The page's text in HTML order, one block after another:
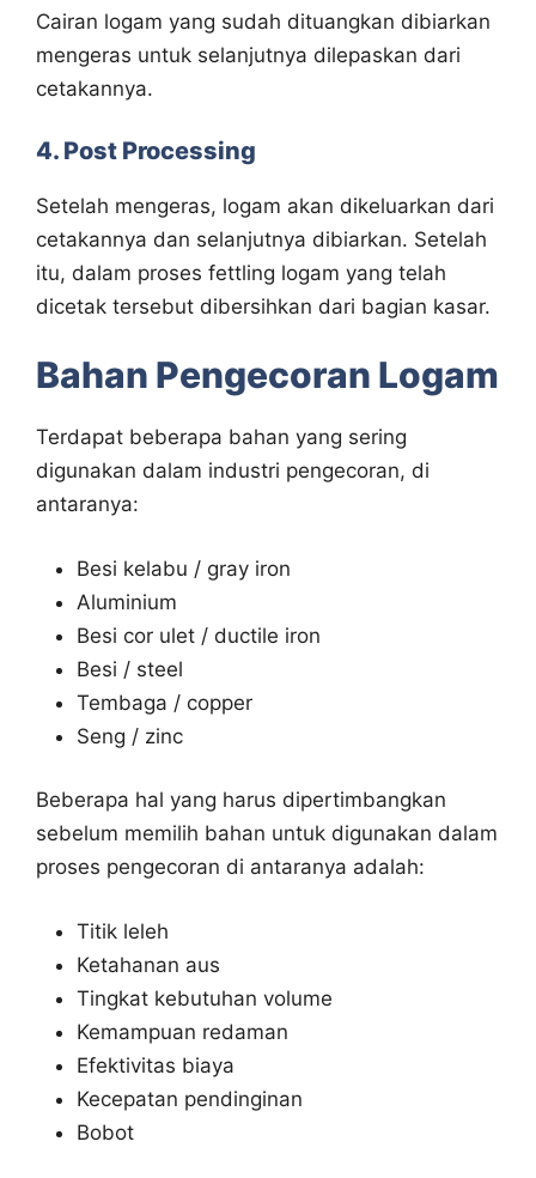
Cairan logam yang sudah dituangkan dibiarkan
mengeras untuk selanjutnya dilepaskan dari
cetakannya.
4. Post Processing
Setelah mengeras, logam akan dikeluarkan dari
cetakannya dan selanjutnya dibiarkan. Setelah
itu, dalam proses fettling logam yang telah
dicetak tersebut dibersihkan dari bagian kasar.
Bahan Pengecoran Logam
Terdapat beberapa bahan yang sering
digunakan dalam industri pengecoran, di
antaranya:
Besi kelabu / gray iron
Aluminium
Besi cor ulet / ductile iron
Besi / steel
Tembaga / copper
Seng / zinc
Beberapa hal yang harus dipertimbangkan
sebelum memilih bahan untuk digunakan dalam
proses pengecoran di antaranya adalah:
Titik leleh
Ketahanan aus
Tingkat kebutuhan volume
Kemampuan redaman
Efektivitas biaya
Kecepatan pendinginan
Bobot